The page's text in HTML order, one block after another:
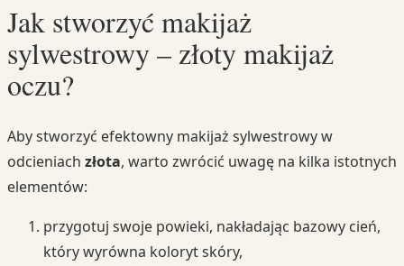
Jak stworzyć makijaż
sylwestrowy – złoty makijaż
oczu?
Aby stworzyć efektowny makijaż sylwestrowy w
odcieniach złota, warto zwrócić uwagę na kilka istotnych
elementów:
przygotuj swoje powieki, nakładając bazowy cień,
który wyrówna koloryt skóry,